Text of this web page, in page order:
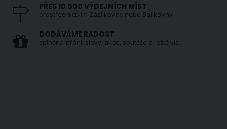
PŘES 10 000 VÝDEJNÍCH MÍST
prostřednictvím Zásilkovny nebo Balíkovny
DODÁVÁME RADOST
splněná přání, slevy, akce, soutěže a ještě víc...